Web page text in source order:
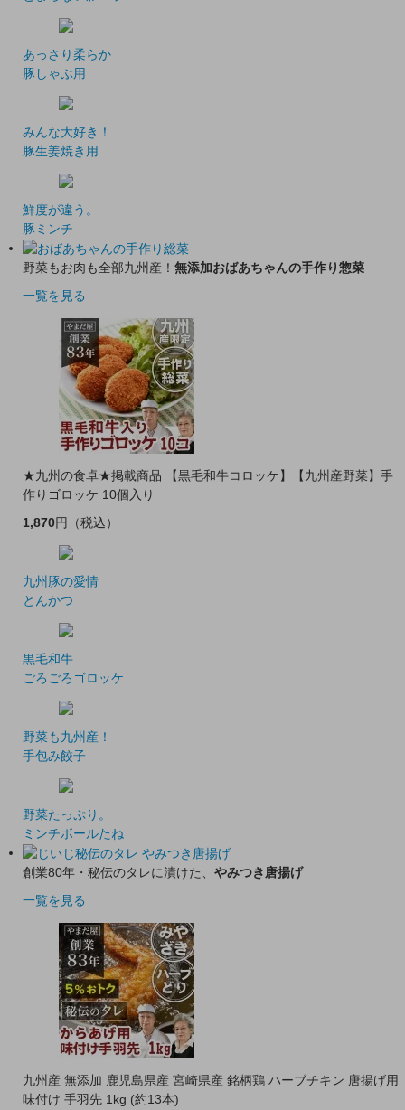
あっさり柔らか
豚しゃぶ用
みんな大好き！
豚生姜焼き用
鮮度が違う。
豚ミンチ
野菜もお肉も全部九州産！ 無添加おばあちゃんの手作り惣菜
一覧を見る
★九州の食卓★掲載商品 【黒毛和牛コロッケ】【九州産野菜】手
作りゴロッケ 10個入り
1,870円 （税込）
九州豚の愛情
とんかつ
黒毛和牛
ごろごろゴロッケ
野菜も九州産！
手包み餃子
野菜たっぷり。
ミンチボールたね
創業80年・秘伝のタレに漬けた、 やみつき唐揚げ
一覧を見る
九州産 無添加 鹿児島県産 宮崎県産 銘柄鶏 ハーブチキン 唐揚げ用
味付け 手羽先 1kg (約13本)